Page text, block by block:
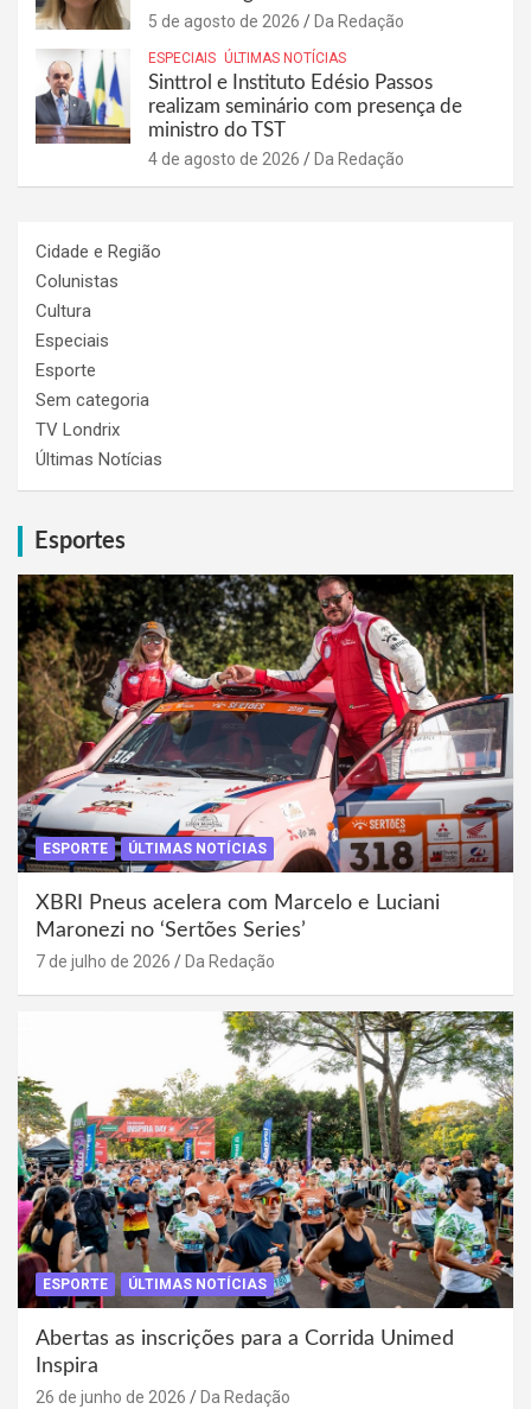
5 de agosto de 2026 Da Redação
ESPECIAIS ÚLTIMAS NOTÍCIAS
Sinttrol e Instituto Edésio Passos
realizam seminário com presença de
ministro do TST
4 de agosto de 2026 Da Redação
Cidade e Região
Colunistas
Cultura
Especiais
Esporte
Sem categoria
TV Londrix
Últimas Notícias
Esportes
ESPORTE ÚLTIMAS NOTÍCIAS
XBRI Pneus acelera com Marcelo e Luciani
Maronezi no ‘Sertões Series’
7 de julho de 2026 Da Redação
ESPORTE ÚLTIMAS NOTÍCIAS
Abertas as inscrições para a Corrida Unimed
Inspira
26 de junho de 2026 Da Redação